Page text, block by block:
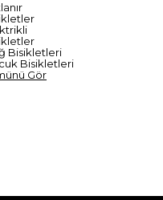
Bisikletleri
Bisikletleri
Gör